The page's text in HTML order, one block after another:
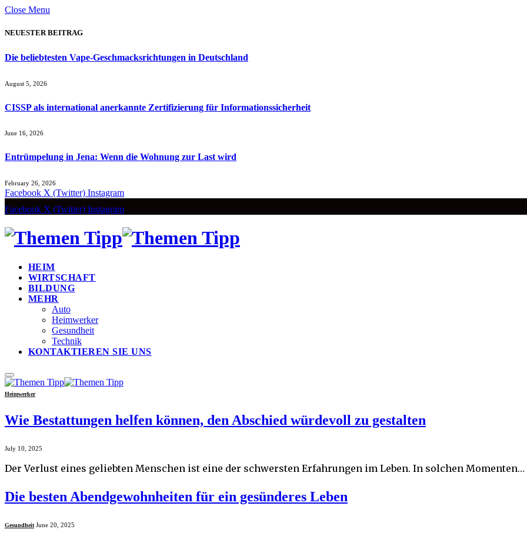
Close Menu
NEUESTER BEITRAG
Die beliebtesten Vape-Geschmacksrichtungen in Deutschland
August 5, 2026
CISSP als international anerkannte Zertifizierung für Informationssicherheit
June 16, 2026
Entrümpelung in Jena: Wenn die Wohnung zur Last wird
February 26, 2026
Facebook X (Twitter) Instagram
Facebook X (Twitter) Instagram
HEIM
WIRTSCHAFT
BILDUNG
MEHR
Auto
Heimwerker
Gesundheit
Technik
KONTAKTIEREN SIE UNS
Heimwerker
Wie Bestattungen helfen können, den Abschied würdevoll zu gestalten
July 10, 2025
Der Verlust eines geliebten Menschen ist eine der schwersten Erfahrungen im Leben. In solchen Momenten…
Die besten Abendgewohnheiten für ein gesünderes Leben
Gesundheit June 20, 2025